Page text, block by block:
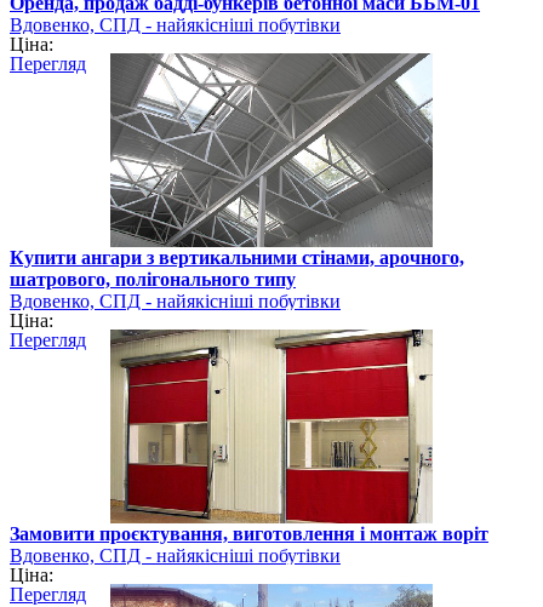
Вдовенко, СПД - найякісніші побутівки
Ціна:
Перегляд
Купити ангари з вертикальними стінами, арочного,
шатрового, полігонального типу
Вдовенко, СПД - найякісніші побутівки
Ціна:
Перегляд
Замовити проєктування, виготовлення і монтаж воріт
Вдовенко, СПД - найякісніші побутівки
Ціна:
Перегляд